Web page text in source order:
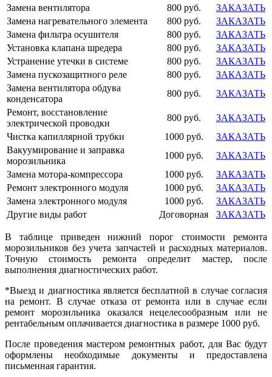
Замена вентилятора 800 руб.
ЗАКАЗАТЬ
Замена нагревательного элемента
800 руб.
ЗАКАЗАТЬ
Замена фильтра осушителя
800 руб.
ЗАКАЗАТЬ
Установка клапана шредера
800 руб.
ЗАКАЗАТЬ
Устранение утечки в системе
800 руб.
ЗАКАЗАТЬ
Замена пускозащитного реле
800 руб.
ЗАКАЗАТЬ
Замена вентилятора обдува
конденсатора
800 руб.
ЗАКАЗАТЬ
Ремонт, восстановление
электрической проводки
800 руб.
ЗАКАЗАТЬ
Чистка капиллярной трубки
1000 руб.
ЗАКАЗАТЬ
Вакуумирование и заправка
морозильника
1000 руб.
ЗАКАЗАТЬ
Замена мотора-компрессора
1000 руб.
ЗАКАЗАТЬ
Ремонт электронного модуля
1000 руб.
ЗАКАЗАТЬ
Замена электронного модуля
1000 руб.
ЗАКАЗАТЬ
Другие виды работ
Договорная ЗАКАЗАТЬ
В таблице приведен нижний порог стоимости ремонта
морозильников без учета запчастей и расходных материалов.
Точную стоимость ремонта определит мастер, после
выполнения диагностических работ.
*Выезд и диагностика является бесплатной в случае согласия
на ремонт. В случае отказа от ремонта или в случае если
ремонт морозильника оказался нецелесообразным или не
рентабельным оплачивается диагностика в размере 1000 руб.
После проведения мастером ремонтных работ, для Вас будут
оформлены необходимые документы и предоставлена
письменная гарантия.